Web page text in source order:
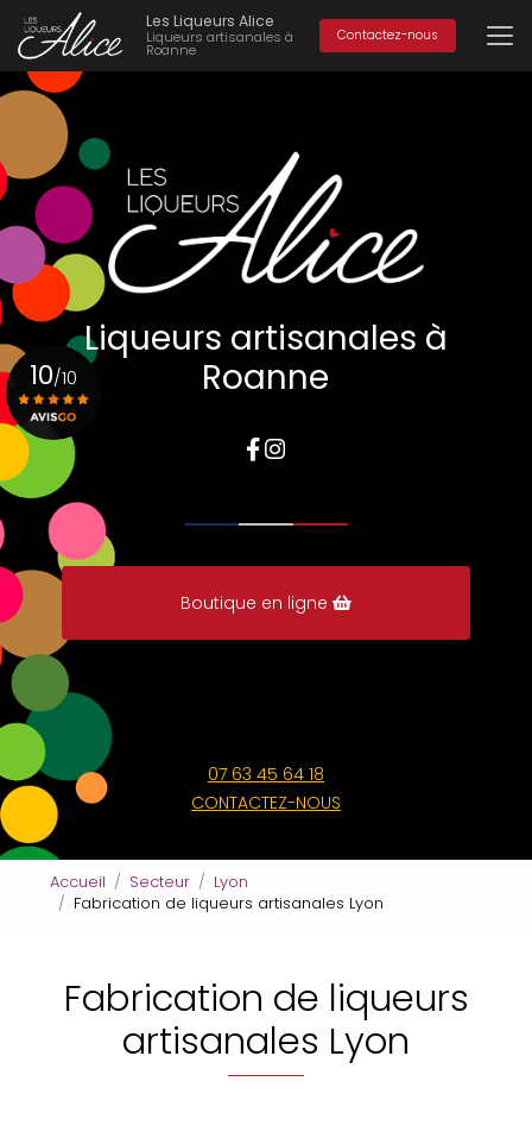
Aller
contenu
principal
Les Liqueurs Alice
Liqueurs artisanales à
Roanne
Contactez-nous
Liqueurs artisanales à
Roanne
Boutique en ligne
07 63 45 64 18
CONTACTEZ-NOUS
10/10
Voir le certificat
Accueil Secteur
Lyon
Fabrication de liqueurs artisanales Lyon
Fabrication de liqueurs
artisanales Lyon